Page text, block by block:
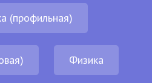
(профильная)
Физика